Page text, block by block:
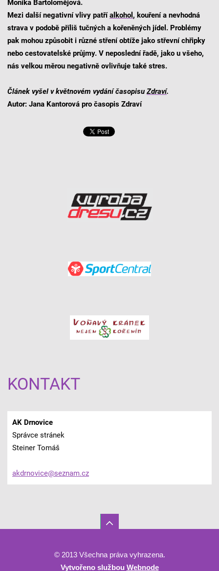
Monika Bartolomějová.
Mezi další negativní vlivy patříalkohol , kouření a nevhodná
strava v podobě příliš tučných a kořeněných jídel. Problémy
pak mohou způsobit i různé stření obtíže jako střevní chřipky
nebo cestovatelské průjmy. V neposlední řadě, jako u všeho,
nás velkou měrou negativně ovlivňuje také stres.
Článek vyšel v květnovém vydání časopisuZdraví.
Autor: Jana Kantorová pro časopis Zdraví
KONTAKT
AK Drnovice
Správce stránek
Steiner Tomáš
akdrnovice@seznam.cz
© 2013 Všechna práva vyhrazena.
Vytvořeno službou Webnode